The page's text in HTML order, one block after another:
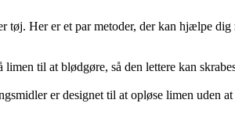
Her er et par metoder, der kan hjælpe dig
til at blødgøre, så den lettere kan
er designet til at opløse limen uden